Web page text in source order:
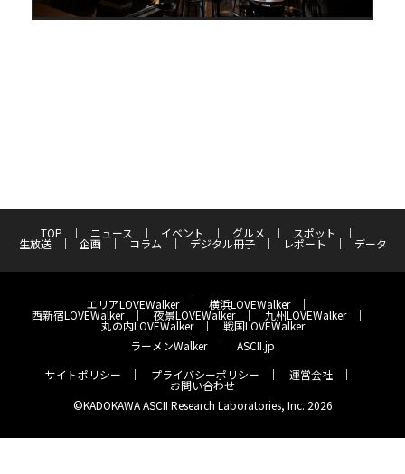
TOP ニュース イベント グルメ スポット
生放送 企画 コラム デジタル冊子 レポート データ
エリアLOVEWalker 横浜LOVEWalker
西新宿LOVEWalker 夜景LOVEWalker 九州LOVEWalker
丸の内LOVEWalker
戦国LOVEWalker
ラーメンWalker
ASCII.jp
サイトポリシー
プライバシーポリシー 運営会社
お問い合わせ
©KADOKAWA ASCII Research Laboratories, Inc. 2026